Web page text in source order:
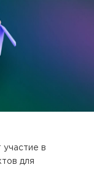
участие в
для